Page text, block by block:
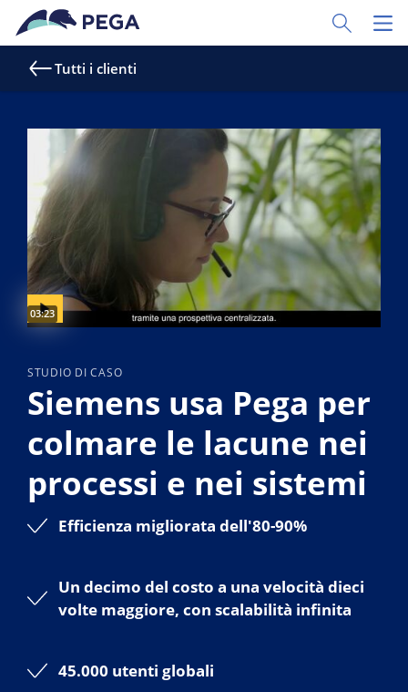
Vai direttamente al contenuto principale
Toggle
Tutti i clienti
Video duration:
03:23
STUDIO DI CASO
Siemens usa Pega per
colmare le lacune nei
processi e nei sistemi
Efficienza migliorata dell'80-90%
Un decimo del costo a una velocità dieci
volte maggiore, con scalabilità infinita
45.000 utenti globali